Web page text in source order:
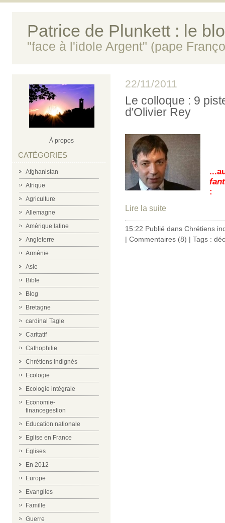
Patrice de Plunkett : le
"face à l'idole Argent" (pape
À propos
CATÉGORIES
Afghanistan
Afrique
Agriculture
Allemagne
Amérique latine
Angleterre
Arménie
Asie
Bible
Blog
Bretagne
cardinal Tagle
Caritatif
Cathophilie
Chrétiens indignés
Ecologie
Ecologie intégrale
Economie-
financegestion
Education nationale
Eglise en France
Eglises
En 2012
Europe
Evangiles
Famille
Guerre
22/11/2011
Le colloque : 9
d'Olivier Rey
:
Lire la suite
15:22 Publié dans Chrétiens
| Commentaires (8) | Tags :